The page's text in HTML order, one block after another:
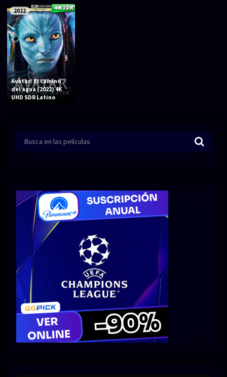
Series 1080p 60 FPS
¿COMO DESCARGAR?
TIPOS DE CALIDADES
VIP
2022
Avatar: El camino
del agua (2022) 4K
UHD SDR Latino